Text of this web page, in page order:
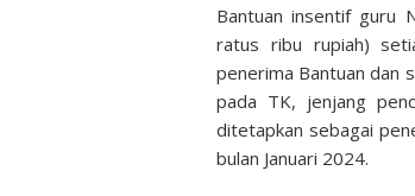
Bantuan insentif guru
ratus ribu rupiah)
penerima Bantuan dan
pada TK, jenjang
ditetapkan sebagai
bulan Januari 2024.